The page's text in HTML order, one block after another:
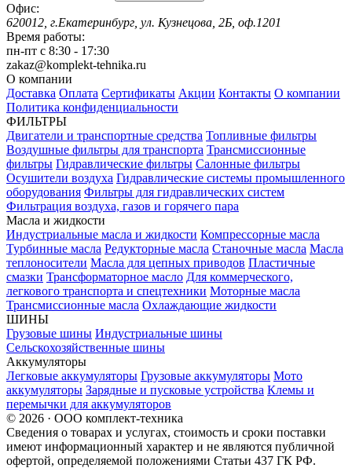
Офис:
620012, г.Екатеринбург, ул. Кузнецова, 2Б, оф.1201
Время работы:
пн-пт с 8:30 - 17:30
zakaz@komplekt-tehnika.ru
О компании
Доставка Оплата Сертификаты Акции Контакты О компании
Политика конфиденциальности
ФИЛЬТРЫ
Двигатели и транспортные средства Топливные фильтры
Воздушные фильтры для транспорта Трансмиссионные
фильтры Гидравлические фильтры Салонные фильтры
Осушители воздуха Гидравлические системы промышленного
оборудования Фильтры для гидравлических систем
Фильтрация воздуха, газов и горячего пара
Масла и жидкости
Индустриальные масла и жидкости Компрессорные масла
Турбинные масла Редукторные масла Станочные масла Масла
теплоносители Масла для цепных приводов Пластичные
смазки Трансформаторное масло Для коммерческого,
легкового транспорта и спецтехники Моторные масла
Трансмиссионные масла Охлаждающие жидкости
ШИНЫ
Грузовые шины Индустриальные шины
Сельскохозяйственные шины
Аккумуляторы
Легковые аккумуляторы Грузовые аккумуляторы Мото
аккумуляторы Зарядные и пусковые устройства Клемы и
перемычки для аккумуляторов
© 2026 · ООО комплект-техника
Сведения о товарах и услугах, стоимость и сроки поставки
имеют информационный характер и не являются публичной
офертой, определяемой положениями Статьи 437 ГК РФ.